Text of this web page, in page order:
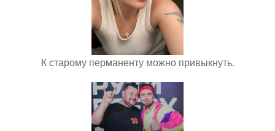
К старому перманенту можно привыкнуть.